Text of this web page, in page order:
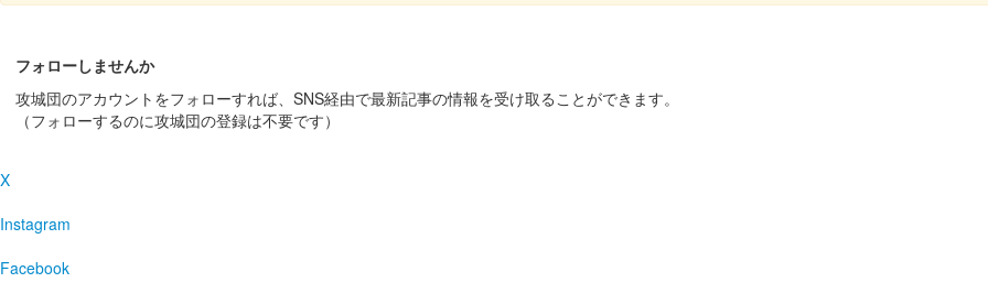
配布終了
厩橋城（前橋城） 御城印
フォローしませんか
攻城団のアカウントをフォローすれば、SNS経由で最新記事の情報を受け取ることができます。
（フォローするのに攻城団の登録は不要です）
X
Instagram
Facebook